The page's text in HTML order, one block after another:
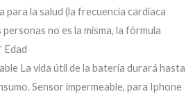
para la salud (la frecuencia cardíaca
no es la misma, la fórmula
Edad
La vida útil de la batería durará hasta
Sensor impermeable, para Iphone